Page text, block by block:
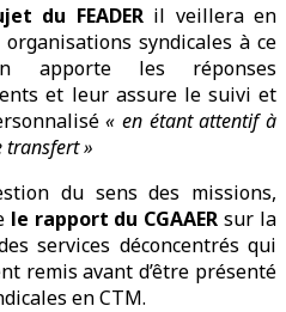
du FEADERil veillera en
syndicales à ce
apporte les réponses
et leur assure le suivi et
« en étant attentif à
transfert »
du sens des missions,
le rapport du CGAAER sur la
services déconcentrés qui
remis avant d’être présenté
en CTM.